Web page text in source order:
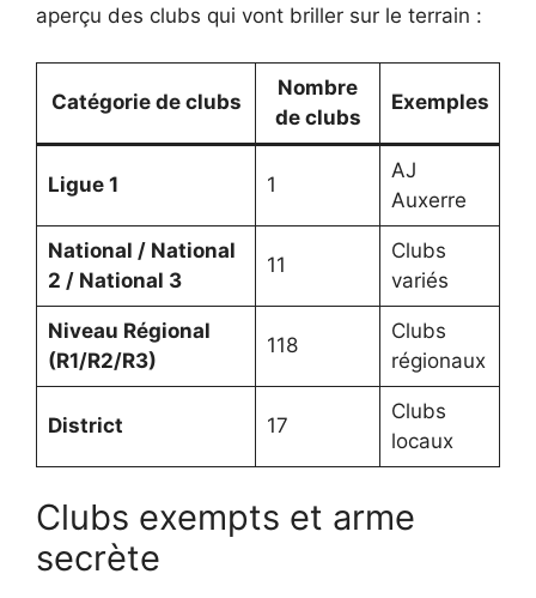
aperçu des clubs qui vont briller sur le terrain :
Catégorie de clubs
Nombre
de clubs
Exemples
Ligue 1 1
AJ
Auxerre
National / National
2 / National 3
11
Clubs
variés
Niveau Régional
(R1/R2/R3)
118
Clubs
régionaux
District 17
Clubs
locaux
Clubs exempts et arme
secrète